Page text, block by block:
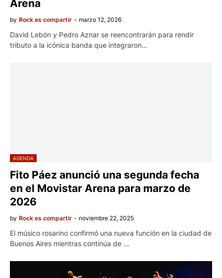
Arena
by Rock es compartir - marzo 12, 2026
David Lebón y Pedro Aznar se reencontrarán para rendir
tributo a la icónica banda que integraron…
AGENDA
Fito Páez anunció una segunda fecha
en el Movistar Arena para marzo de
2026
by Rock es compartir - noviembre 22, 2025
El músico rosarino confirmó una nueva función en la ciudad de
Buenos Aires mientras continúa de …